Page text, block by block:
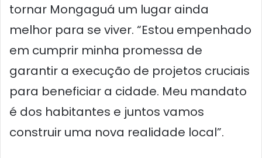
tornar Mongaguá um lugar ainda
melhor para se viver. “Estou empenhado
em cumprir minha promessa de
garantir a execução de projetos cruciais
para beneficiar a cidade. Meu mandato
é dos habitantes e juntos vamos
construir uma nova realidade local”.